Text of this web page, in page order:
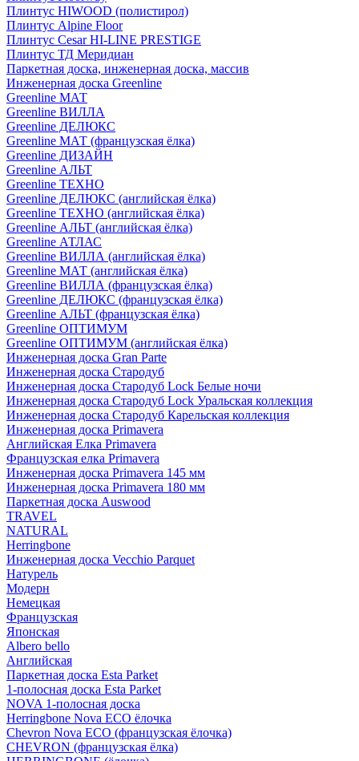
Плинтус HIWOOD (полистирол)
Плинтус Alpine Floor
Плинтус Cesar HI-LINE PRESTIGE
Плинтус ТД Меридиан
Паркетная доска, инженерная доска, массив
Инженерная доска Greenline
Greenline МАТ
Greenline ВИЛЛА
Greenline ДЕЛЮКС
Greenline МАТ (французская ёлка)
Greenline ДИЗАЙН
Greenline АЛЬТ
Greenline ТЕХНО
Greenline ДЕЛЮКС (английская ёлка)
Greenline ТЕХНО (английская ёлка)
Greenline АЛЬТ (английская ёлка)
Greenline АТЛАС
Greenline ВИЛЛА (английская ёлка)
Greenline МАТ (английская ёлка)
Greenline ВИЛЛА (французская ёлка)
Greenline ДЕЛЮКС (французская ёлка)
Greenline АЛЬТ (французская ёлка)
Greenline ОПТИМУМ
Greenline ОПТИМУМ (английская ёлка)
Инженерная доска Gran Parte
Инженерная доска Стародуб
Инженерная доска Стародуб Lock Белые ночи
Инженерная доска Стародуб Lock Уральская коллекция
Инженерная доска Стародуб Карельская коллекция
Инженерная доска Primavera
Английская Елка Primavera
Французская елка Primavera
Инженерная доска Primavera 145 мм
Инженерная доска Primavera 180 мм
Паркетная доска Auswood
TRAVEL
NATURAL
Herringbone
Инженерная доска Vecchio Parquet
Натурель
Модерн
Немецкая
Французская
Японская
Albero bello
Английская
Паркетная доска Esta Parket
1-полосная доска Esta Parket
NOVA 1-полосная доска
Herringbone Nova ECO ёлочка
Chevron Nova ECO (французская ёлочка)
CHEVRON (французская ёлка)